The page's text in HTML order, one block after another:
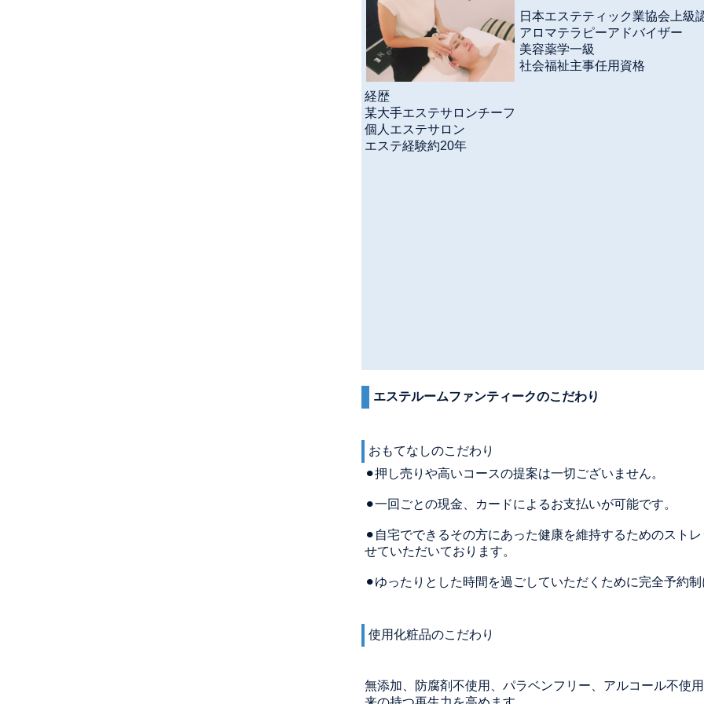
日本エステティック業協会上級
アロマテラピーアドバイザー
美容薬学一級
社会福祉主事任用資格
経歴
某大手エステサロンチーフ
個人エステサロン
エステ経験約20年
エステルームファンティークのこだわり
おもてなしのこだわり
⚫︎押し売りや高いコースの提案は一切ございません。
⚫︎一回ごとの現金、カードによるお支払いが可能です。
⚫︎自宅でできるその方にあった健康を維持するためのスト
せていただいております。
⚫︎ゆったりとした時間を過ごしていただくために完全予約制
使用化粧品のこだわり
無添加、防腐剤不使用、パラベンフリー、アルコール不使